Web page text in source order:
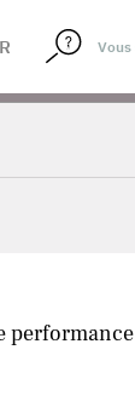
performance